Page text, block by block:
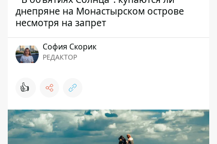
днепряне на Монастырском острове
несмотря на запрет
София Скорик
РЕДАКТОР
👍